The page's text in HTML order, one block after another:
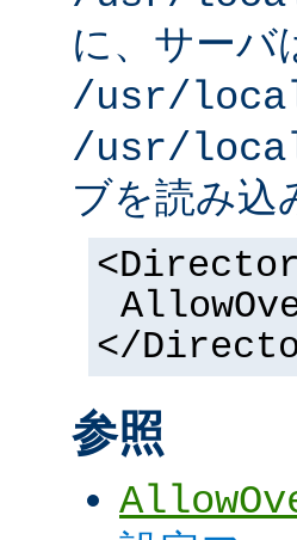
に、サーバ
/usr/
/usr/
ブを読み込
</
参照